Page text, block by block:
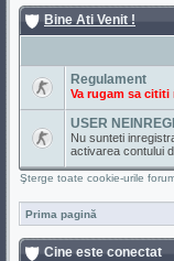
Bine Ati Venit !
Regulament
Va rugam sa
USER
Nu sunteti
activarea contului
Şterge toate cookie-urile
Prima pagină
Cine este conectat